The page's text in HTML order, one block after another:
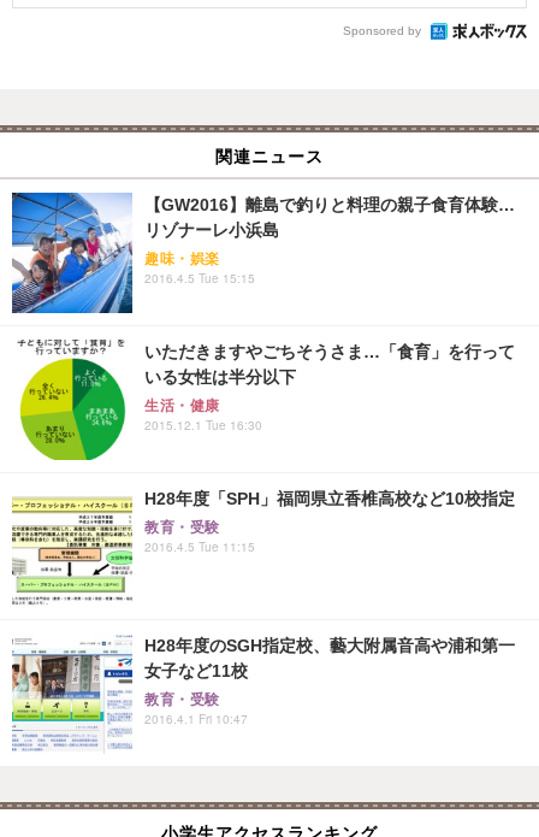
Sponsored by
関連ニュース
【GW2016】離島で釣りと料理の親子食育体験…
リゾナーレ小浜島
趣味・娯楽
2016.4.5 Tue 15:15
いただきますやごちそうさま…「食育」を行って
いる女性は半分以下
生活・健康
2015.12.1 Tue 16:30
H28年度「SPH」福岡県立香椎高校など10校指定
教育・受験
2016.4.5 Tue 11:15
H28年度のSGH指定校、藝大附属音高や浦和第一
女子など11校
教育・受験
2016.4.1 Fri 10:47
小学生アクセスランキング